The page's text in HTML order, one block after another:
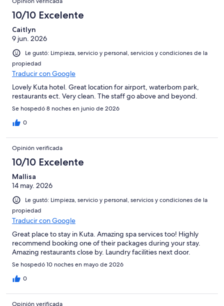
10/10 Excelente
Caitlyn
9 jun. 2026
Le gustó: Limpieza, servicio y personal, servicios y condiciones de la
propiedad
Traducir con Google
Lovely Kuta hotel. Great location for airport, waterbom park,
restaurants ect. Very clean. The staff go above and beyond.
Se hospedó 8 noches en junio de 2026
0
Opinión verificada
10/10 Excelente
Mallisa
14 may. 2026
Le gustó: Limpieza, servicio y personal, servicios y condiciones de la
propiedad
Traducir con Google
Great place to stay in Kuta. Amazing spa services too! Highly
recommend booking one of their packages during your stay.
Amazing restaurants close by. Laundry facilities next door.
Se hospedó 10 noches en mayo de 2026
0
Opinión verificada